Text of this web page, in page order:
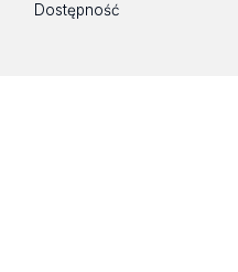
Dostępność